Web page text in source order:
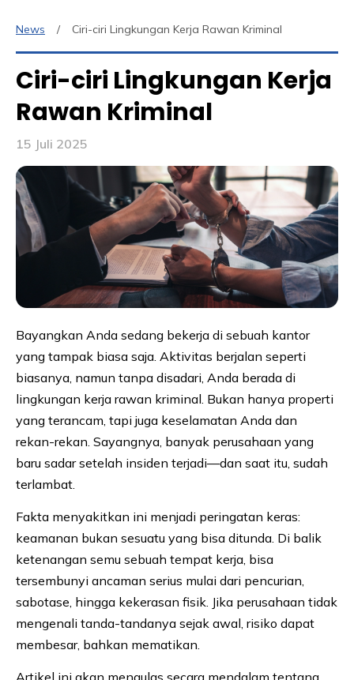
News Ciri-ciri Lingkungan Kerja Rawan Kriminal
Ciri-ciri Lingkungan Kerja
Rawan Kriminal
15 Juli 2025
Bayangkan Anda sedang bekerja di sebuah kantor
yang tampak biasa saja. Aktivitas berjalan seperti
biasanya, namun tanpa disadari, Anda berada di
lingkungan kerja rawan kriminal. Bukan hanya properti
yang terancam, tapi juga keselamatan Anda dan
rekan-rekan. Sayangnya, banyak perusahaan yang
baru sadar setelah insiden terjadi—dan saat itu, sudah
terlambat.
Fakta menyakitkan ini menjadi peringatan keras:
keamanan bukan sesuatu yang bisa ditunda. Di balik
ketenangan semu sebuah tempat kerja, bisa
tersembunyi ancaman serius mulai dari pencurian,
sabotase, hingga kekerasan fisik. Jika perusahaan tidak
mengenali tanda-tandanya sejak awal, risiko dapat
membesar, bahkan mematikan.